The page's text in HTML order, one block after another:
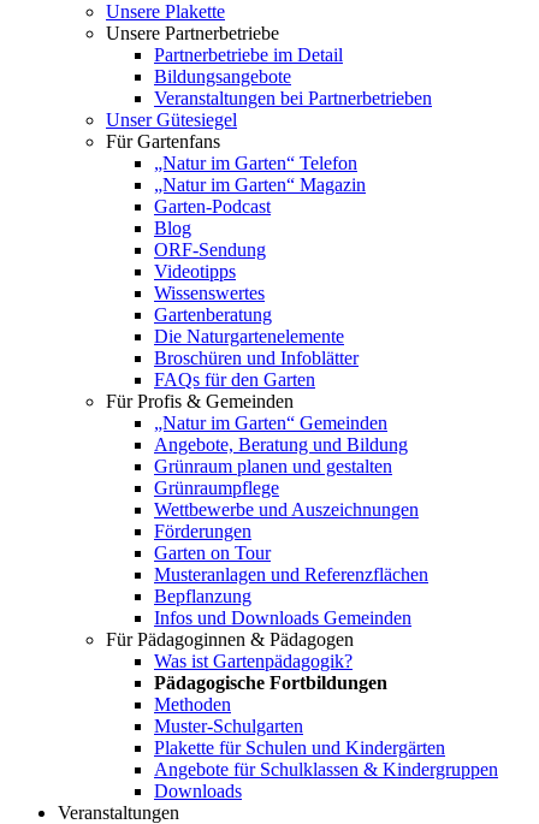
Unsere Plakette
Unsere Partnerbetriebe
Partnerbetriebe im Detail
Bildungsangebote
Veranstaltungen bei Partnerbetrieben
Unser Gütesiegel
Für Gartenfans
„Natur im Garten“ Telefon
„Natur im Garten“ Magazin
Garten-Podcast
Blog
ORF-Sendung
Videotipps
Wissenswertes
Gartenberatung
Die Naturgartenelemente
Broschüren und Infoblätter
FAQs für den Garten
Für Profis & Gemeinden
„Natur im Garten“ Gemeinden
Angebote, Beratung und Bildung
Grünraum planen und gestalten
Grünraumpflege
Wettbewerbe und Auszeichnungen
Förderungen
Garten on Tour
Musteranlagen und Referenzflächen
Bepflanzung
Infos und Downloads Gemeinden
Für Pädagoginnen & Pädagogen
Was ist Gartenpädagogik?
Pädagogische Fortbildungen
Methoden
Muster-Schulgarten
Plakette für Schulen und Kindergärten
Angebote für Schulklassen & Kindergruppen
Downloads
Veranstaltungen